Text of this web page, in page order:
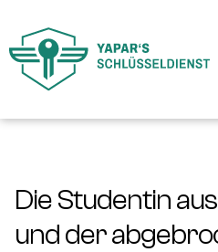
Die Studentin
und der